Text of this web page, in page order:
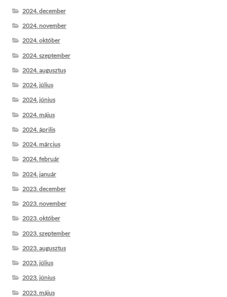
2024. december
2024. november
2024. október
2024. szeptember
2024. augusztus
2024. július
2024. június
2024. május
2024. április
2024. március
2024. február
2024. január
2023. december
2023. november
2023. október
2023. szeptember
2023. augusztus
2023. július
2023. június
2023. május